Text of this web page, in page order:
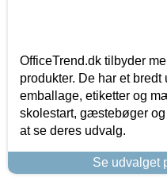
OfficeTrend.dk tilbyder
produkter. De har et
emballage, etiketter og
skolestart, gæstebøger og
at se deres udvalg.
Se udvalget